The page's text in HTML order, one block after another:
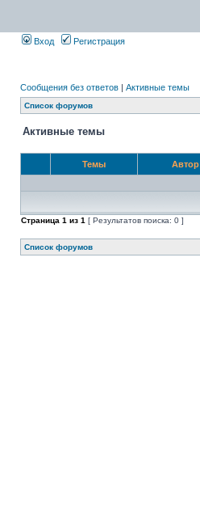
Вход Регистрация
Сообщения без ответов | Активные темы
Список форумов
Активные темы
Темы Автор
Страница 1 из 1 [ Результатов поиска: 0 ]
Список форумов